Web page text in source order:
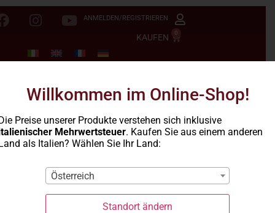
ANMELDEN/REGISTRIEREN
KAUFEN 0
Willkommen im Online-Shop!
Preise unserer Produkte verstehen sich inklusive
Mehrwertsteuer. Kaufen Sie aus einem anderen
als Italien? Wählen Sie Ihr Land:
Österreich
Standort ändern